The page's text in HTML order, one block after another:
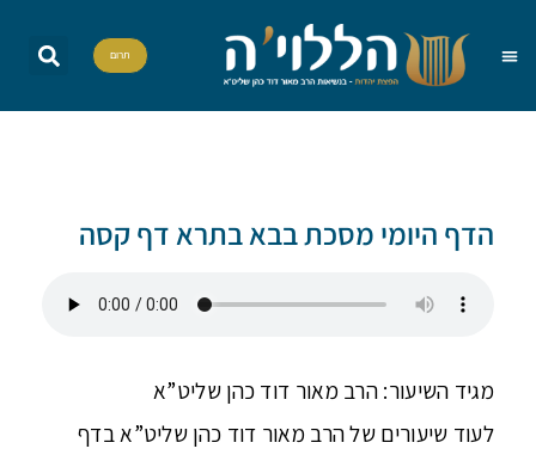
תרום
הדף היומי מסכת בבא בתרא דף קסה
מגיד השיעור: הרב מאור דוד כהן שליט”א
לעוד שיעורים של הרב מאור דוד כהן שליט”א בדף